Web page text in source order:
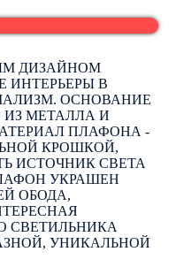
ДИЗАЙНОМ
ИНТЕРЬЕРЫ В
ОСНОВАНИЕ
МЕТАЛЛА И
ПЛАФОНА -
КРОШКОЙ,
ИСТОЧНИК СВЕТА
УКРАШЕН
ОБОДА,
СВЕТИЛЬНИКА
УНИКАЛЬНОЙ